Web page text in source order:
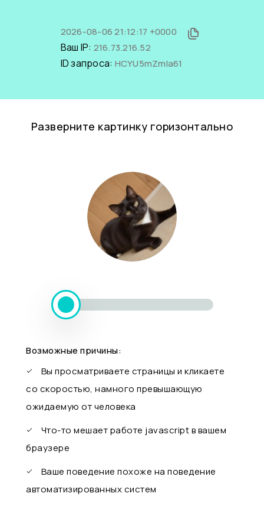
2026-08-06 21:12:17 +0000
Ваш IP: 216.73.216.52
ID запроса: HCYU5mZmIa61
Разверните картинку горизонтально
Возможные причины:
Вы просматриваете страницы и кликаете
со скоростью, намного превышающую
ожидаемую от человека
Что-то мешает работе javascript в вашем
браузере
Ваше поведение похоже на поведение
автоматизированных систем